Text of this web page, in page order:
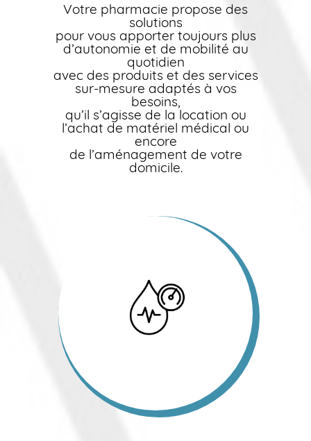
Votre pharmacie propose des
solutions
pour vous apporter toujours plus
d’autonomie et de mobilité au
quotidien
avec des produits et des services
sur-mesure adaptés à vos
besoins,
qu’il s’agisse de la location ou
l’achat de matériel médical ou
encore
de l’aménagement de votre
domicile.